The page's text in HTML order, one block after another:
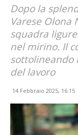
Dopo la
Varese Olona
squadra
nel mirino. Il
sottolineando
del lavoro
14 Febbraio 2025, 16:15